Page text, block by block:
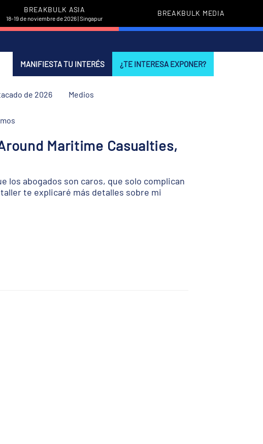
BREAKBULK ASIA
18-19 de noviembre de 2026 | Singapur
BREAKBULK MEDIA
MANIFIESTA TU INTERÉS ¿TE INTERESA EXPONER?
de 2026 Medios
Maritime Casualties,
los abogados son caros, que solo complican
te explicaré más detalles sobre mi